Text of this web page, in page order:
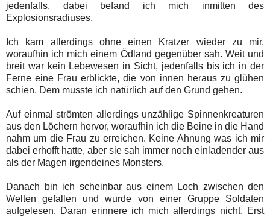
jedenfalls, dabei befand ich mich inmitten des
Explosionsradiuses.
Ich kam allerdings ohne einen Kratzer wieder zu mir,
woraufhin ich mich einem Ödland gegenüber sah. Weit und
breit war kein Lebewesen in Sicht, jedenfalls bis ich in der
Ferne eine Frau erblickte, die von innen heraus zu glühen
schien. Dem musste ich natürlich auf den Grund gehen.
Auf einmal strömten allerdings unzählige Spinnenkreaturen
aus den Löchern hervor, woraufhin ich die Beine in die Hand
nahm um die Frau zu erreichen. Keine Ahnung was ich mir
dabei erhofft hatte, aber sie sah immer noch einladender aus
als der Magen irgendeines Monsters.
Danach bin ich scheinbar aus einem Loch zwischen den
Welten gefallen und wurde von einer Gruppe Soldaten
aufgelesen. Daran erinnere ich mich allerdings nicht. Erst